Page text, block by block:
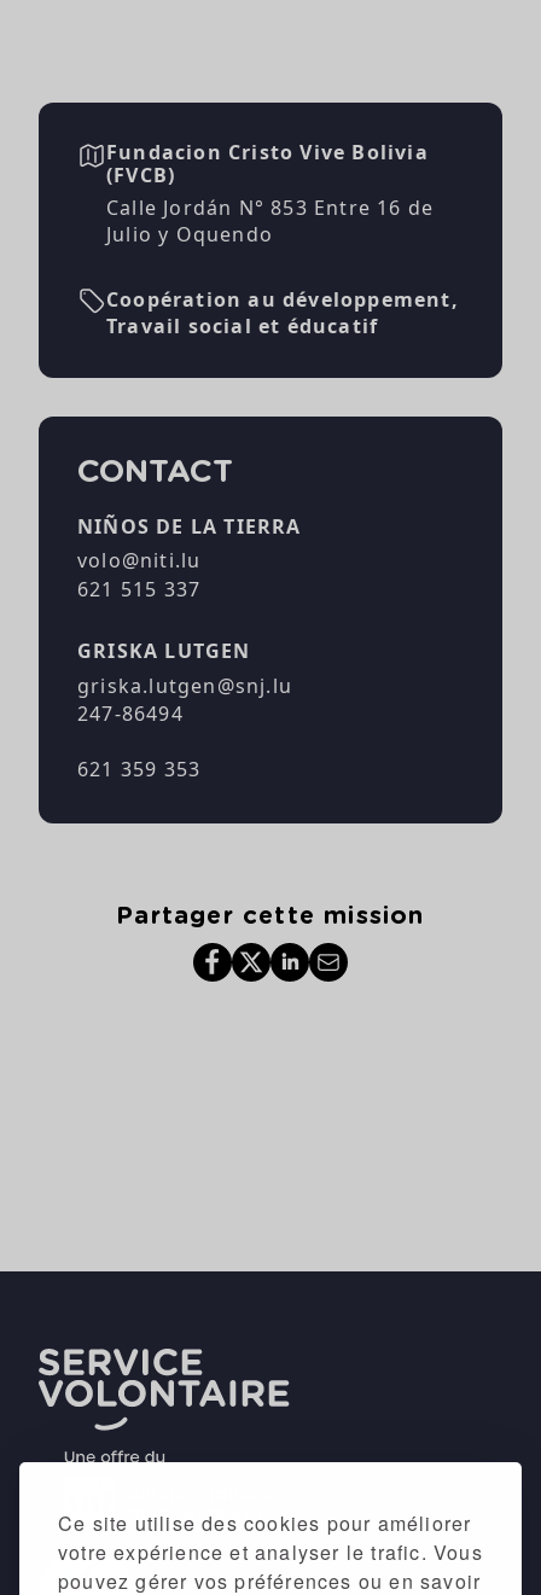
Ce site utilise des cookies pour améliorer
votre expérience et analyser le trafic. Vous
pouvez gérer vos préférences ou en savoir
Fundacion Cristo Vive Bolivia
(FVCB)
Calle Jordán N° 853 Entre 16 de
Julio y Oquendo
Coopération au développement,
Travail social et éducatif
CONTACT
NIÑOS DE LA TIERRA
volo@niti.lu
621 515 337
GRISKA LUTGEN
griska.lutgen@snj.lu
247-86494
621 359 353
Partager cette mission